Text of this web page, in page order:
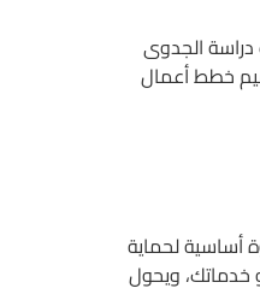
الجدوى
خطط أعمال
أساسية لحماية
خدماتك، ويحول